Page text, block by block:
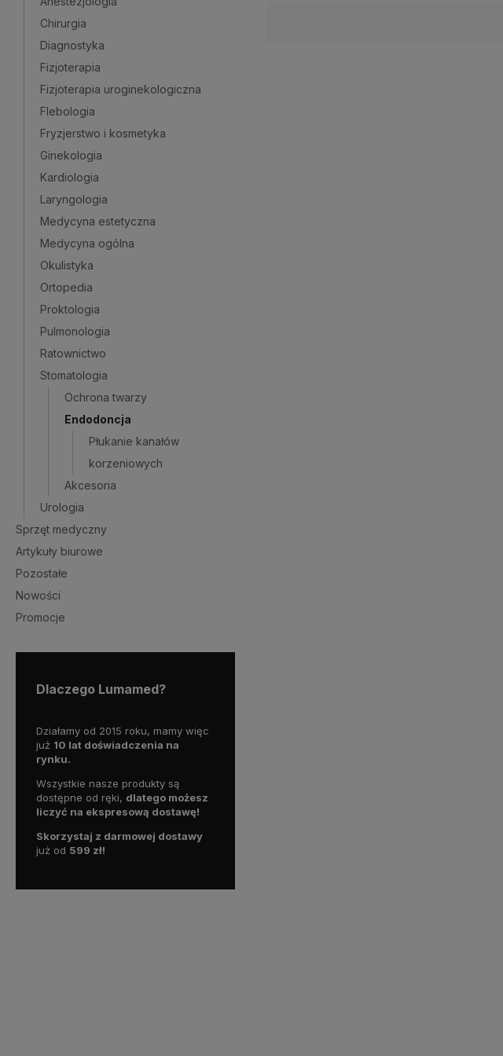
Chirurgia
Diagnostyka
Fizjoterapia
Fizjoterapia uroginekologiczna
Flebologia
Fryzjerstwo i kosmetyka
Ginekologia
Kardiologia
Laryngologia
Medycyna estetyczna
Medycyna ogólna
Okulistyka
Ortopedia
Proktologia
Pulmonologia
Ratownictwo
Stomatologia
Ochrona twarzy
Endodoncja
Płukanie kanałów
korzeniowych
Akcesoria
Urologia
Sprzęt medyczny
Artykuły biurowe
Pozostałe
Nowości
Promocje
Dlaczego Lumamed?
Działamy od 2015 roku, mamy więc
już 10 lat doświadczenia na
rynku.
Wszystkie nasze produkty są
dostępne od ręki, dlatego możesz
liczyć na ekspresową dostawę!
Skorzystaj z darmowej dostawy
już od 599 zł!